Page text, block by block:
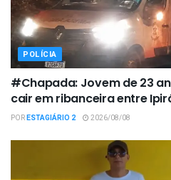
POLÍCIA
#Chapada: Jovem de 23
cair em ribanceira entre
PORESTAGIÁRIO 2 2026/08/08